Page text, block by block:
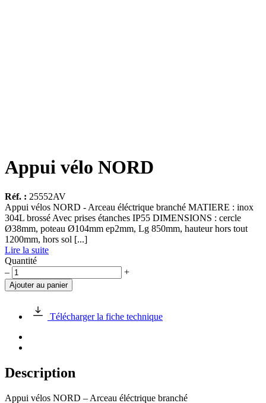
Appui vélo NORD
Réf. : 25552AV
Appui vélos NORD - Arceau éléctrique branché MATIERE : inox
304L brossé Avec prises étanches IP55 DIMENSIONS : cercle
Ø38mm, poteau Ø104mm ep2mm, Lg 850mm, hauteur hors tout
1200mm, hors sol [...]
Lire la suite
Quantité
quantité
de
Appui
NORD
– +
Ajouter au panier
Télécharger la fiche technique
Description
Appui vélos NORD – Arceau éléctrique branché